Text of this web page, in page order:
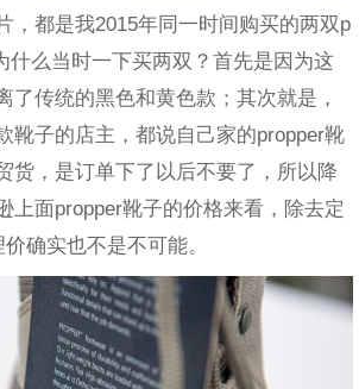
，都是我2015年同一时间购买的两双p
什么当时一下买两双？首先是因为这
了传统的黑色和黄色款；其次就是，
靴子的店主，都说自己家的propper靴
货，是订单下了以后不要了，所以降
上面propper靴子的价格来看，除去定
确实也不是不可能。